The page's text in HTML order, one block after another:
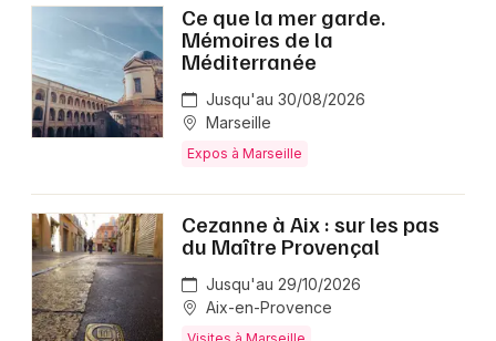
Ce que la mer garde.
Mémoires de la
Méditerranée
Jusqu'au 30/08/2026
Marseille
Expos à Marseille
Cezanne à Aix : sur les pas
du Maître Provençal
Jusqu'au 29/10/2026
Aix-en-Provence